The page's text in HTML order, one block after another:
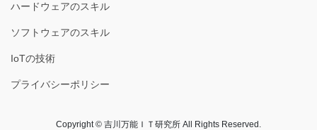
ハードウェアのスキル
ソフトウェアのスキル
IoTの技術
プライバシーポリシー
Copyright © 吉川万能ＩＴ研究所 All Rights Reserved.